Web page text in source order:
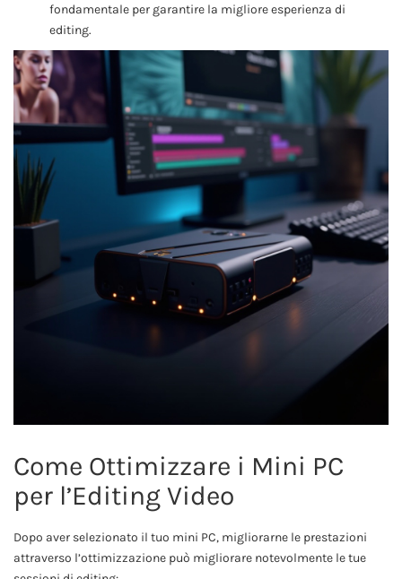
fondamentale per garantire la migliore esperienza di
editing.
Come Ottimizzare i Mini PC
per l’Editing Video
Dopo aver selezionato il tuo mini PC, migliorarne le prestazioni
attraverso l’ottimizzazione può migliorare notevolmente le tue